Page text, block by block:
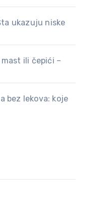
ukazuju niske
ili čepići –
bez lekova: koje